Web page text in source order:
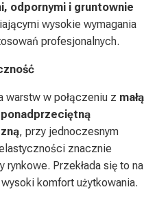
odpornymi i gruntownie
wysokie wymagania
profesjonalnych.
warstw w połączeniu z małą
ponadprzeciętną
, przy jednoczesnym
znacznie
Przekłada się to na
komfort użytkowania.